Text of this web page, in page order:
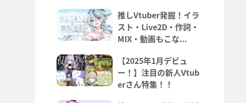
推しVtuber発掘！イラ
スト・Live2D・作詞・
MIX・動画もこな...
【2025年1月デビュ
ー！】注目の新人Vtub
erさん特集！！